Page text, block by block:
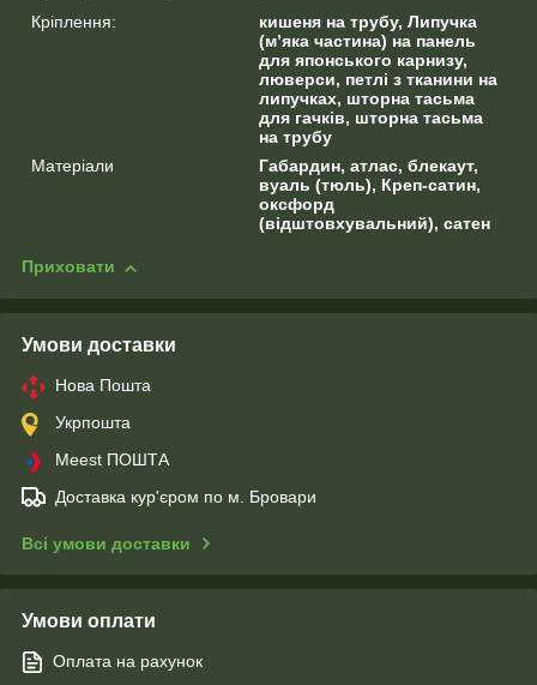
Кріплення:
кишеня на трубу, Липучка
(м’яка частина) на панель
для японського карнизу,
люверси, петлі з тканини на
липучках, шторна тасьма
для гачків, шторна тасьма
на трубу
Матеріали
Габардин, атлас, блекаут,
вуаль (тюль), Креп-сатин,
оксфорд
(відштовхувальний), сатен
Приховати
Умови доставки
Нова Пошта
Укрпошта
Meest ПОШТА
Доставка кур'єром по м. Бровари
Всі умови доставки
Умови оплати
Оплата на рахунок